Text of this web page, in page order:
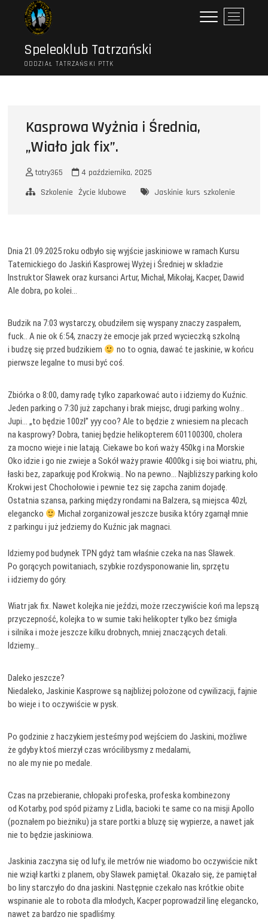
Speleoklub Tatrzański
ODDZIAŁ TATRZAŃSKI PTTK
P
r
Kasprowa Wyżnia i Średnia,
„Wiało jak fix”.
tatry365
4 października, 2025
Szkolenie Życie klubowe Jaskinie kurs szkolenie
Dnia 21.09.2025 roku odbyło się wyjście jaskiniowe w ramach Kursu
Taternickiego do Jaskiń Kasprowej Wyżej i Średniej w składzie
Instruktor Sławek oraz kursanci Artur, Michał, Mikołaj, Kacper, Dawid
Ale dobra, po kolei…
Budzik na 7:03 wystarczy, obudziłem się wyspany znaczy zaspałem,
fuck.. A nie ok 6:54, znaczy że emocje jak przed wycieczką szkolną
i budzę się przed budzikiem
no to ognia, dawać te jaskinie, w końcu
pierwsze legalne to musi być coś.
Zbiórka o 8:00, damy radę tylko zaparkować auto i idziemy do Kuźnic.
Jeden parking o 7:30 już zapchany i brak miejsc, drugi parking wolny…
Jupi… „to będzie 100zł” yyy coo? Ale to będzie z wniesiem na plecach
na kasprowy? Dobra, taniej będzie helikopterem 601100300, cholera
za mocno wieje i nie latają. Ciekawe bo koń waży 450kg i na Morskie
Oko idzie i go nie zwieje a Sokół waży prawie 4000kg i się boi wiatru, phi,
łaski bez, zaparkuję pod Krokwią.. No na pewno… Najbliższy parking koło
Krokwi jest Chochołowie i pewnie tez się zapcha zanim dojadę.
Ostatnia szansa, parking między rondami na Balzera, są miejsca 40zł,
elegancko
Michał zorganizował jeszcze busika który zgarnął mnie
z parkingu i już jedziemy do Kuźnic jak magnaci.
Idziemy pod budynek TPN gdyż tam właśnie czeka na nas Sławek.
Po gorących powitaniach, szybkie rozdysponowanie lin, sprzętu
i idziemy do góry.
Wiatr jak fix. Nawet kolejka nie jeździ, może rzeczywiście koń ma lepszą
przyczepność, kolejka to w sumie taki helikopter tylko bez śmigła
i silnika i może jeszcze kilku drobnych, mniej znaczących detali.
Idziemy…
Daleko jeszcze?
Niedaleko, Jaskinie Kasprowe są najbliżej położone od cywilizacji, fajnie
bo wieje i to oczywiście w pysk.
Po godzinie z haczykiem jesteśmy pod wejściem do Jaskini, możliwe
że gdyby ktoś mierzył czas wrócilibysmy z medalami,
no ale my nie po medale.
Czas na przebieranie, chłopaki profeska, profeska kombinezony
od Kotarby, pod spód piżamy z Lidla, bacioki te same co na misji Apollo
(poznałem po bieżniku) ja stare portki a bluzę się wypierze, a nawet jak
nie to będzie jaskiniowa.
Jaskinia zaczyna się od lufy, ile metrów nie wiadomo bo oczywiście nikt
nie wziął kartki z planem, oby Sławek pamiętał. Okazało się, że pamiętał
bo liny starczyło do dna jaskini. Następnie czekało nas krótkie obite
wspinanie ale to robota dla młodych, Kacper poprowadził linę elegancko,
nawet za bardzo nie spadliśmy.